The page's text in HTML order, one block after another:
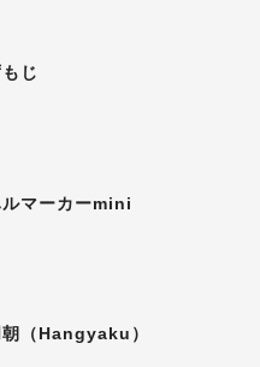
じ
ルマーカーmini
（Hangyaku）